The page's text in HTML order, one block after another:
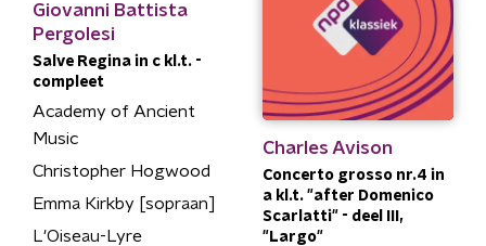
Giovanni Battista
Pergolesi
Salve Regina in c kl.t. -
compleet
Academy of Ancient
Music
Christopher Hogwood
Emma Kirkby [sopraan]
L'Oiseau-Lyre
Charles Avison
Concerto grosso nr.4 in
a kl.t. "after Domenico
Scarlatti" - deel III,
"Largo"